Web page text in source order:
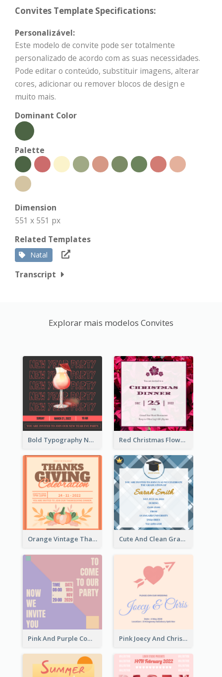
Convites Template Specifications:
Personalizável:
Este modelo de convite pode ser totalmente
personalizado de acordo com as suas necessidades.
Pode editar o conteúdo, substituir imagens, alterar
cores, adicionar ou remover blocos de design e
muito mais.
Dominant Color
Palette
Dimension
551 x 551 px
Related Templates
Natal
Transcript
Explorar mais modelos Convites
Bold Typography New Year Party Invitation Design Red Christmas Flower Christmas Dinner Invitation
Orange Vintage Thanksgiving Celebration Invitation Design Cute And Clean Graduation Ceremony Invitation Design Ideas
Pink And Purple Come To our Party Invitation Pink Joecy And Chris Wedding Invitation